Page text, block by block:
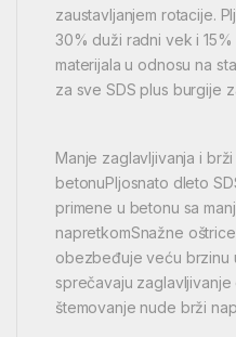
zaustavljanjem rotacije.
30% duži radni vek i
materijala u odnosu na
za sve SDS plus burgije
Manje zaglavljivanja i
betonuPljosnato dleto
primene u betonu sa
napretkomSnažne
obezbeđuje veću brzinu
sprečavaju
štemovanje nude brži